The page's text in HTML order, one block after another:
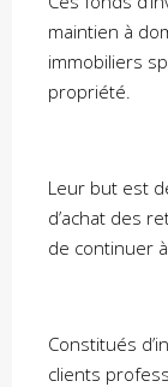
maintien à
immobiliers
propriété.
Leur but est
d’achat des
de continuer
Constitués
clients